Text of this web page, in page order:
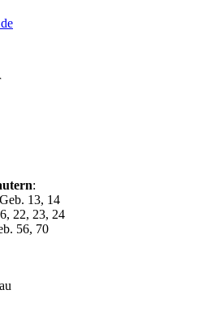
:
13, 14
22, 23, 24
56, 70